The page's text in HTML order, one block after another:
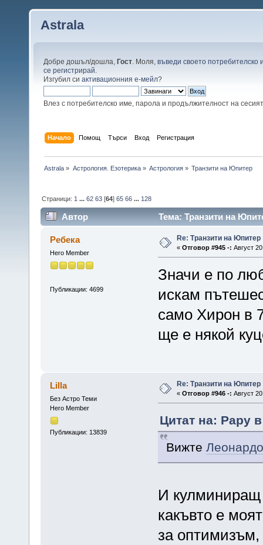
Astrala
Добре дошъл/дошла, Гост . Моля, въведи своето потребителско
се регистрирай
Изгубил си активационния е-мейл?
Влез с потребителско име, парола и продължителност на
Начало Помощ Търси Вход Регистрация
Astrala » Астрология. Езотерика» Астрология» Транзити на Юпитер
Страници: 1 ...62 63 [64]65 66 ... 128
Автор Тема: Транзити на
Ребека
Hero Member
Публикации: 4699
Re: Транзити на Юпитер
« Отговор #945 -: Август
Значи е по
искам
само Хирон в
ще е някой
Lilla
Без Астро Теми
Hero Member
Публикации: 13839
Re: Транзити на Юпитер
« Отговор #946 -: Август
Цитат на: Papy
Вижте Леонардо
И кулминиращ
какъвто е
за оптимизъм,